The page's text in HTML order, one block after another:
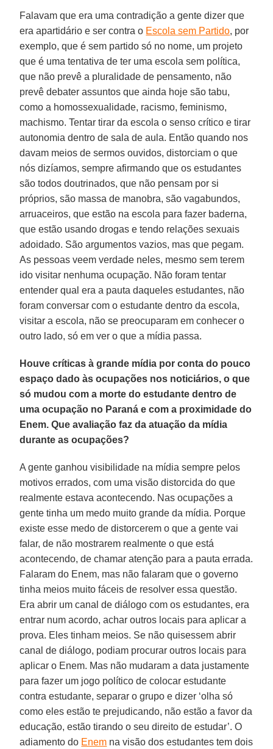
Falavam que era uma contradição a gente dizer que
era apartidário e ser contra o Escola sem Partido, por
exemplo, que é sem partido só no nome, um projeto
que é uma tentativa de ter uma escola sem política,
que não prevê a pluralidade de pensamento, não
prevê debater assuntos que ainda hoje são tabu,
como a homossexualidade, racismo, feminismo,
machismo. Tentar tirar da escola o senso crítico e tirar
autonomia dentro de sala de aula. Então quando nos
davam meios de sermos ouvidos, distorciam o que
nós dizíamos, sempre afirmando que os estudantes
são todos doutrinados, que não pensam por si
próprios, são massa de manobra, são vagabundos,
arruaceiros, que estão na escola para fazer baderna,
que estão usando drogas e tendo relações sexuais
adoidado. São argumentos vazios, mas que pegam.
As pessoas veem verdade neles, mesmo sem terem
ido visitar nenhuma ocupação. Não foram tentar
entender qual era a pauta daqueles estudantes, não
foram conversar com o estudante dentro da escola,
visitar a escola, não se preocuparam em conhecer o
outro lado, só em ver o que a mídia passa.
Houve críticas à grande mídia por conta do pouco
espaço dado às ocupações nos noticiários, o que
só mudou com a morte do estudante dentro de
uma ocupação no Paraná e com a proximidade do
Enem. Que avaliação faz da atuação da mídia
durante as ocupações?
A gente ganhou visibilidade na mídia sempre pelos
motivos errados, com uma visão distorcida do que
realmente estava acontecendo. Nas ocupações a
gente tinha um medo muito grande da mídia. Porque
existe esse medo de distorcerem o que a gente vai
falar, de não mostrarem realmente o que está
acontecendo, de chamar atenção para a pauta errada.
Falaram do Enem, mas não falaram que o governo
tinha meios muito fáceis de resolver essa questão.
Era abrir um canal de diálogo com os estudantes, era
entrar num acordo, achar outros locais para aplicar a
prova. Eles tinham meios. Se não quisessem abrir
canal de diálogo, podiam procurar outros locais para
aplicar o Enem. Mas não mudaram a data justamente
para fazer um jogo político de colocar estudante
contra estudante, separar o grupo e dizer ‘olha só
como eles estão te prejudicando, não estão a favor da
educação, estão tirando o seu direito de estudar’. O
adiamento do Enem na visão dos estudantes tem dois